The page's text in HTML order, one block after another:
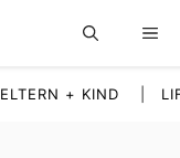
ELTERN + KIND